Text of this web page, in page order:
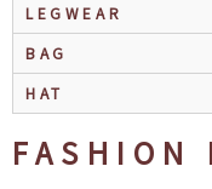
LEGWEAR
BAG
HAT
FASHION